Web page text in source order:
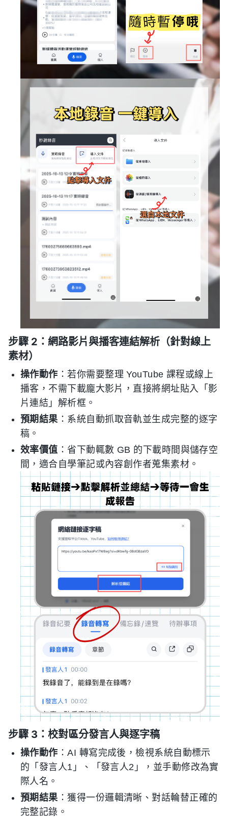
步驟 2：網路影片與播客連結解析（針對線上
素材）
操作動作 ：若你需要整理 YouTube 課程或線上
播客，不需下載龐大影片，直接將網址貼入「影
片連結」解析框。
預期結果：系統自動抓取音軌並生成完整的逐字
稿。
效率價值 ：省下動輒數 GB 的下載時間與儲存空
間，適合自學筆記或內容創作者蒐集素材。
步驟 3：校對區分發言人與逐字稿
操作動作 ：AI 轉寫完成後，檢視系統自動標示
的「發言人1」、「發言人2」，並手動修改為實
際人名。
預期結果：獲得一份邏輯清晰、對話輪替正確的
完整記錄。